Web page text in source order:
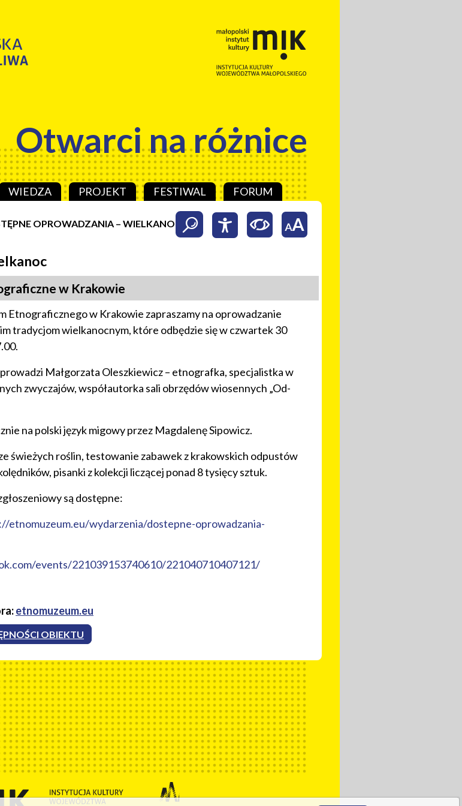
Otwarci na różnice
WIEDZA PROJEKT FESTIWAL FORUM
OPROWADZANIA – WIELKANOC
w Krakowie
Etnograficznego w Krakowie zapraszamy na oprowadzanie
tradycjom wielkanocnym, które odbędzie się w czwartek 30
Małgorzata Oleszkiewicz – etnografka, specjalistka w
zwyczajów, współautorka sali obrzędów wiosennych „Od-
na polski język migowy przez Magdalenę Sipowicz.
świeżych roślin, testowanie zabawek z krakowskich odpustów
pisanki z kolekcji liczącej ponad 8 tysięcy sztuk.
są dostępne:
etnomuzeum.eu/wydarzenia/dostepne-oprowadzania-
events/221039153740610/221040710407121/
etnomuzeum.eu
OBIEKTU